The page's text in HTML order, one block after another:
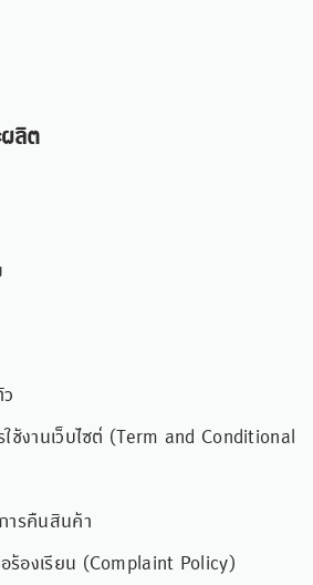
ลิต
ใช้งานเว็บไซต์ (Term and Conditional
ารคืนสินค้า
องเรียน (Complaint Policy)